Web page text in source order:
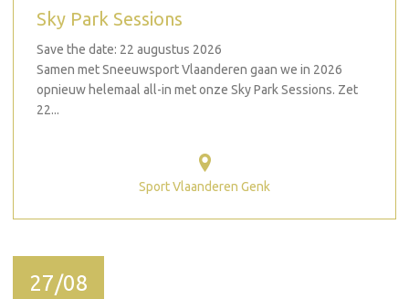
Sky Park Sessions
Save the date: 22 augustus 2026
Samen met Sneeuwsport Vlaanderen gaan we in 2026
opnieuw helemaal all-in met onze Sky Park Sessions. Zet
22...
Sport Vlaanderen Genk
27/08